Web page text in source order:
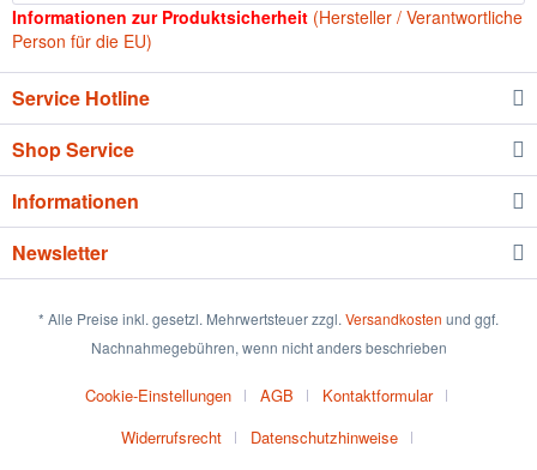
Informationen zur Produktsicherheit (Hersteller / Verantwortliche
Person für die EU)
Service Hotline
Shop Service
Informationen
Newsletter
* Alle Preise inkl. gesetzl. Mehrwertsteuer zzgl. Versandkosten und ggf.
Nachnahmegebühren, wenn nicht anders beschrieben
Cookie-Einstellungen AGB
Kontaktformular
Widerrufsrecht
Datenschutzhinweise